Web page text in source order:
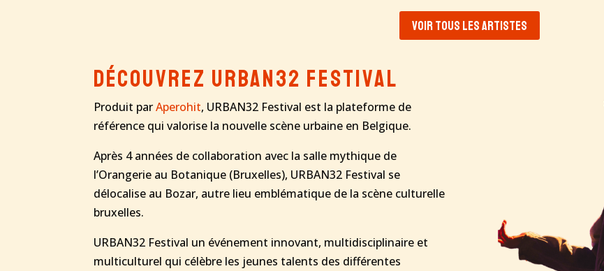
Voir tous les artistes
Découvrez URBAN32 Festival
Produit parAperohit, URBAN32 Festival est la plateforme de
référence qui valorise la nouvelle scène urbaine en Belgique.
Après 4 années de collaboration avec la salle mythique de
l’Orangerie au Botanique (Bruxelles), URBAN32 Festival se
délocalise au Bozar, autre lieu emblématique de la scène culturelle
bruxelles.
URBAN32 Festival un événement innovant, multidisciplinaire et
multiculturel qui célèbre les jeunes talents des différentes